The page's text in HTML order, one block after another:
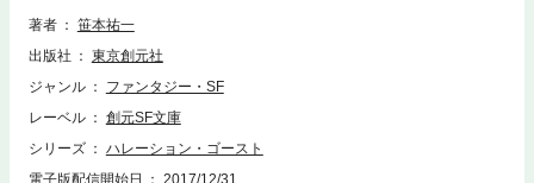
後を追ううち、沖田は氷島陽子と名乗る女生徒とめぐりあうが……。この
えられるのか？ 忘れがたい余韻を残す名編！
著者
笹本祐一
出版社
東京創元社
ジャンル
ファンタジー・SF
レーベル
創元SF文庫
シリーズ
ハレーション・ゴースト
電子版配信開始日
2017/12/31